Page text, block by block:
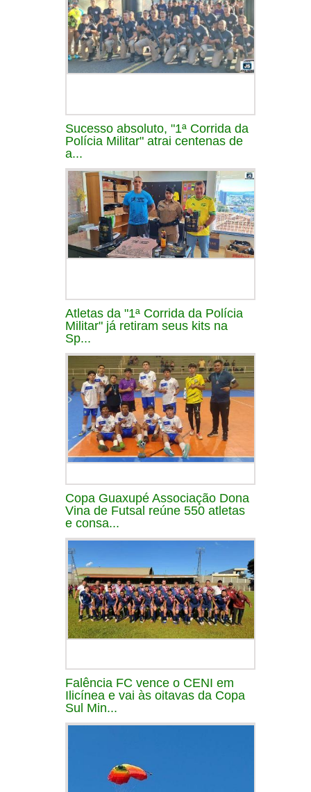
Sucesso absoluto, "1ª Corrida da
Polícia Militar" atrai centenas de
a...
Atletas da "1ª Corrida da Polícia
Militar" já retiram seus kits na
Sp...
Copa Guaxupé Associação Dona
Vina de Futsal reúne 550 atletas
e consa...
Falência FC vence o CENI em
Ilicínea e vai às oitavas da Copa
Sul Min...